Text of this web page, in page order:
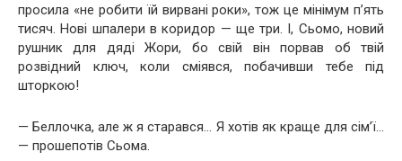
просила «не робити їй вирвані роки», тож це мінімум п’ять
тисяч. Нові шпалери в коридор — ще три. І, Сьомо, новий
рушник для дяді Жори, бо свій він порвав об твій
розвідний ключ, коли сміявся, побачивши тебе під
шторкою!
— Беллочка, але ж я старався… Я хотів як краще для сім’ї…
— прошепотів Сьома.